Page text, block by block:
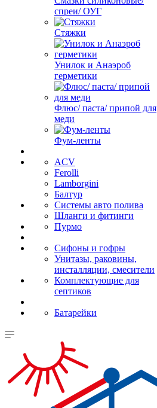
спреи/ ОУГ
Стяжки
Унилок и Анаэроб
герметики
Флюс/ паста/ припой для
меди
Фум-ленты
ACV
Ferolli
Lamborgini
Балтур
Системы авто полива
Шланги и фитинги
Пурмо
Сифоны и гофры
Унитазы, раковины,
инсталляции, смесители
Комплектующие для
септиков
Батарейки